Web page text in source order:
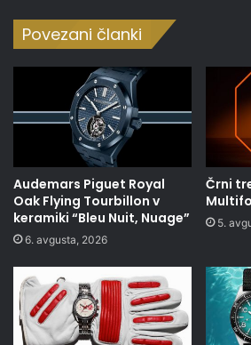
Povezani članki
Audemars Piguet Royal
Oak Flying Tourbillon v
keramiki “Bleu Nuit, Nuage”
6. avgusta, 2026
Črni
5.